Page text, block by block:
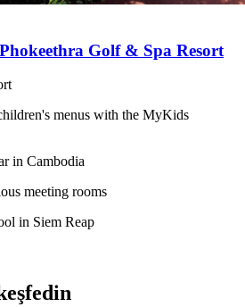
Golf & Spa Resort
menus with the MyKids
in Cambodia
meeting rooms
in Siem Reap